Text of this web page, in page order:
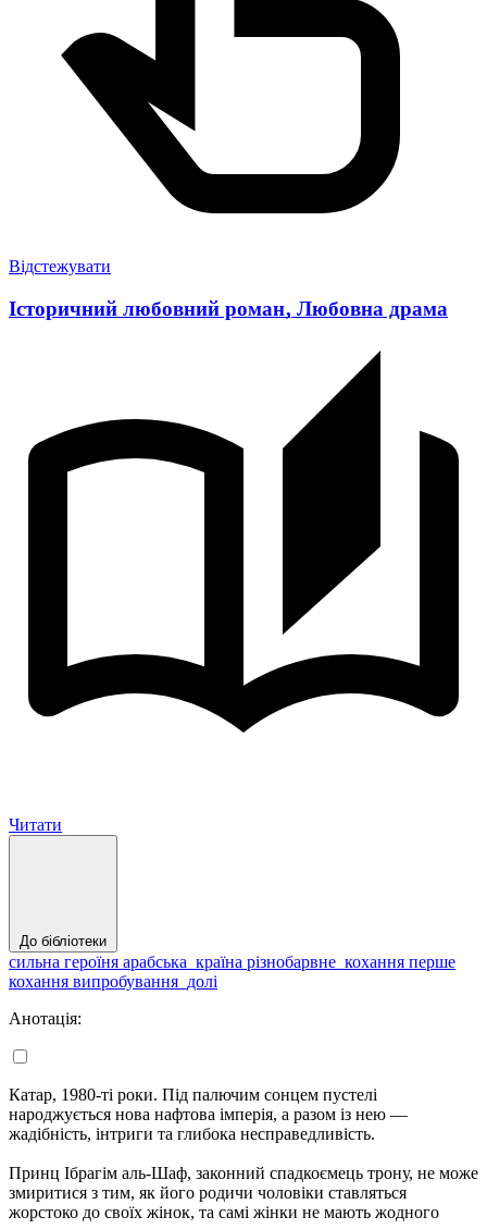
Відстежувати
Історичний любовний роман, Любовна драма
Читати
До бібліотеки
сильна героїня арабська_країна різнобарвне_кохання перше
кохання випробування_долі
Анотація:
Катар, 1980‑ті роки. Під палючим сонцем пустелі
народжується нова нафтова імперія, а разом із нею —
жадібність, інтриги та глибока несправедливість.
Принц Ібрагім аль-Шаф, законний спадкоємець трону, не може
змиритися з тим, як його родичи чоловіки ставляться
жорстоко до своїх жінок, та самі жінки не мають жодного